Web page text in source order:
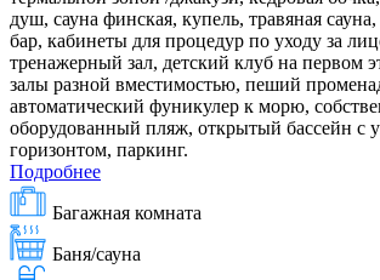
душ, сауна финская, купель, травяная
бар, кабинеты для процедур по уходу за
тренажерный зал, детский клуб на первом
залы разной вместимостью, пеший
автоматический фуникулер к морю,
оборудованный пляж, открытый бассейн с
горизонтом, паркинг.
Подробнее
Багажная комната
Баня/сауна